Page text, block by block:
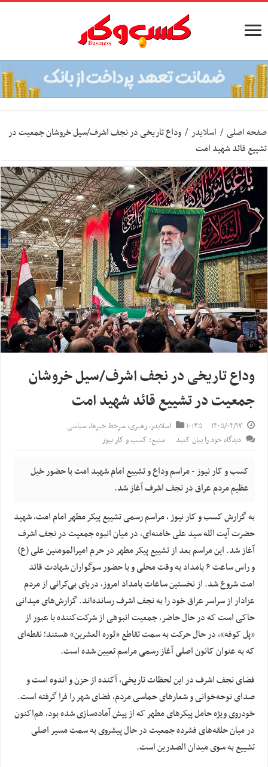
صفحه اصلی / اسلایدر / وداع تاریخی در نجف اشرف/سیل خروشان جمعیت در
تشییع قائد شهید امت
وداع تاریخی در نجف اشرف/سیل خروشان
جمعیت در تشییع قائد شهید امت
۱۴۰۵/۰۴/۱۷ ۱۰:۳۵ اسلایدر,رهبری,سرخط خبرها,سیاسی
دیدگاه خود را بیان کنید
منبع: کسب و کار نیوز
کسب و کار نیوز - مراسم وداع و تشییع امام شهید امت با حضور خیل
عظیم مردم عراق در نجف اشرف آغاز شد.
به گزارش کسب و کار نیوز ، مراسم رسمی تشییع پیکر مطهر امام امت، شهید
حضرت آیت الله سید علی خامنه‌ای، در میان انبوه جمعیت در نجف اشرف
آغاز شد. این مراسم بعد از تشییع پیکر مطهر در حرم امیرالمومنین علی (ع)
و راس ساعت ۶ بامداد به وقت محلی و با حضور سوگواران شهادت قائد
امت شروع شد. از نخستین ساعات بامداد امروز، دریای بی‌کرانی از مردم
عزادار از سراسر عراق خود را به نجف اشرف رسانده‌اند. گزارش‌های میدانی
حاکی است که در حال حاضر، جمعیت انبوهی از شرکت‌کننده با عبور از
«پل کوفه»، در حال حرکت به سمت تقاطع «ثوره العشرین» هستند؛ نقطه‌ای
که به عنوان کانون اصلی آغاز رسمی مراسم تعیین شده است.
فضای نجف اشرف در این لحظات تاریخی، آکنده از حزن و اندوه است و
صدای نوحه‌خوانی و شعارهای حماسی مردم، فضای شهر را فرا گرفته است.
خودروی ویژه حامل پیکرهای مطهر که از پیش آماده‌سازی شده بود، هم‌اکنون
در میان حلقه‌های فشرده جمعیت در حال پیشروی به سمت مسیر اصلی
تشییع به سوی میدان الصدرین است.